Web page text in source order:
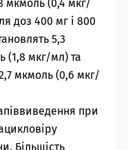
мкмоль (0,4 мкг/
доз 400 мг і 800
5,3
(1,8 мкг/мл) та
мкмоль (0,6 мкг/
при
Більшість